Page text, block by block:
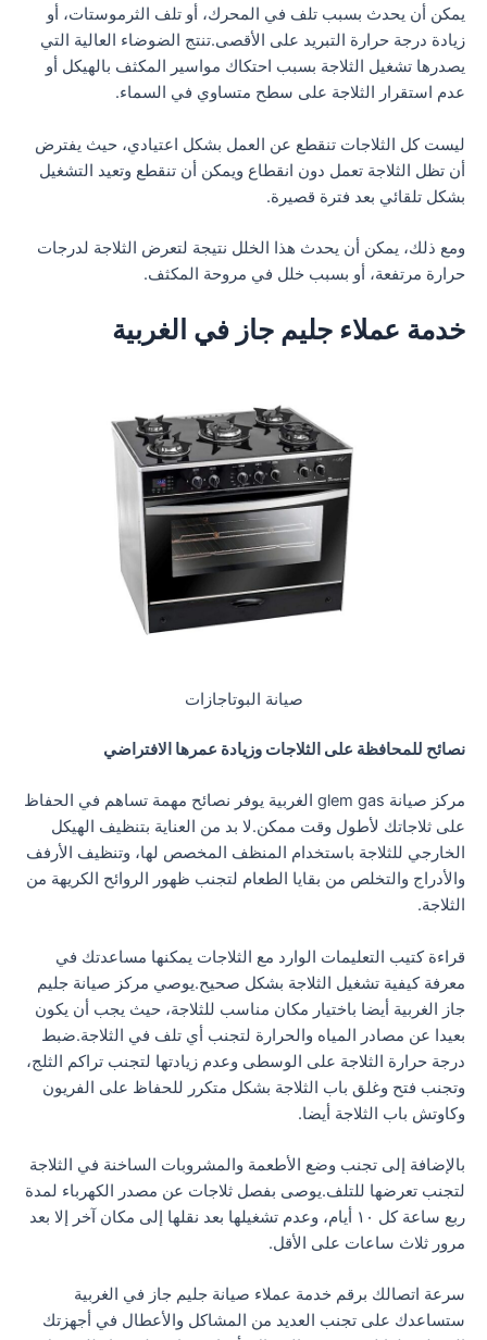
يمكن أن يحدث بسبب تلف في المحرك، أو تلف الثرموستات، أو
زيادة درجة حرارة التبريد على الأقصى.تنتج الضوضاء العالية التي
يصدرها تشغيل الثلاجة بسبب احتكاك مواسير المكثف بالهيكل أو
عدم استقرار الثلاجة على سطح متساوي في السماء.
ليست كل الثلاجات تنقطع عن العمل بشكل اعتيادي، حيث يفترض
أن تظل الثلاجة تعمل دون انقطاع ويمكن أن تنقطع وتعيد التشغيل
بشكل تلقائي بعد فترة قصيرة.
ومع ذلك، يمكن أن يحدث هذا الخلل نتيجة لتعرض الثلاجة لدرجات
حرارة مرتفعة، أو بسبب خلل في مروحة المكثف.
خدمة عملاء جليم جاز في الغربية
صيانة البوتاجازات
نصائح للمحافظة على الثلاجات وزيادة عمرها الافتراضي
مركز صيانة glem gas الغربية يوفر نصائح مهمة تساهم في الحفاظ
على ثلاجاتك لأطول وقت ممكن.لا بد من العناية بتنظيف الهيكل
الخارجي للثلاجة باستخدام المنظف المخصص لها، وتنظيف الأرفف
والأدراج والتخلص من بقايا الطعام لتجنب ظهور الروائح الكريهة من
الثلاجة.
قراءة كتيب التعليمات الوارد مع الثلاجات يمكنها مساعدتك في
معرفة كيفية تشغيل الثلاجة بشكل صحيح.يوصي مركز صيانة جليم
جاز الغربية أيضا باختيار مكان مناسب للثلاجة، حيث يجب أن يكون
بعيدا عن مصادر المياه والحرارة لتجنب أي تلف في الثلاجة.ضبط
درجة حرارة الثلاجة على الوسطى وعدم زيادتها لتجنب تراكم الثلج،
وتجنب فتح وغلق باب الثلاجة بشكل متكرر للحفاظ على الفريون
وكاوتش باب الثلاجة أيضا.
بالإضافة إلى تجنب وضع الأطعمة والمشروبات الساخنة في الثلاجة
لتجنب تعرضها للتلف.يوصى بفصل ثلاجات عن مصدر الكهرباء لمدة
ربع ساعة كل ١٠ أيام، وعدم تشغيلها بعد نقلها إلى مكان آخر إلا بعد
مرور ثلاث ساعات على الأقل.
سرعة اتصالك برقم خدمة عملاء صيانة جليم جاز في الغربية
ستساعدك على تجنب العديد من المشاكل والأعطال في أجهزتك